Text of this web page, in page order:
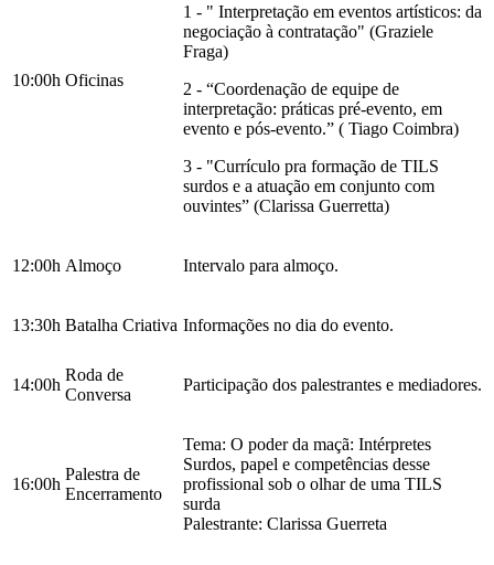
10:00h Oficinas
1 - " ⁠Interpretação em eventos artísticos: da
negociação à contratação" (Graziele
Fraga)
2 - “Coordenação de equipe de
interpretação: práticas pré-evento, em
evento e pós-evento.” ( Tiago Coimbra)
3 - "Currículo pra formação de TILS
surdos e a atuação em conjunto com
ouvintes” (Clarissa Guerretta)
12:00h Almoço Intervalo para almoço.
13:30h Batalha Criativa Informações no dia do evento.
14:00h
Roda de
Conversa
Participação dos palestrantes e mediadores.
16:00h
Palestra de
Encerramento
Tema: O poder da maçã: Intérpretes
Surdos, papel e competências desse
profissional sob o olhar de uma TILS
surda
Palestrante: Clarissa Guerreta